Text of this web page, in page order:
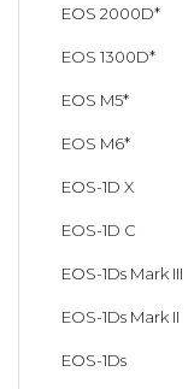
EOS 2000D*
EOS 1300D*
EOS M5*
EOS M6*
EOS-1D X
EOS-1D C
EOS-1Ds Mark III
EOS-1Ds Mark II
EOS-1Ds